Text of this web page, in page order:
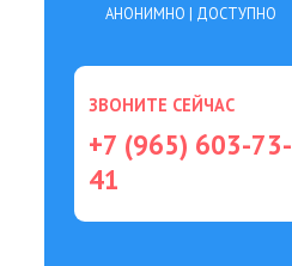
АНОНИМНО | ДОСТУПНО
ЗВОНИТЕ СЕЙЧАС
+7 (965) 603-73-
41